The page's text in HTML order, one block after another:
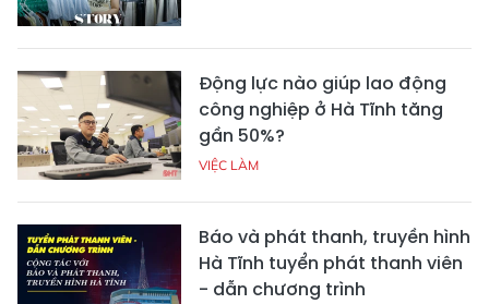
Động lực nào giúp lao động
công nghiệp ở Hà Tĩnh tăng
gần 50%?
VIỆC LÀM
Báo và phát thanh, truyền hình
Hà Tĩnh tuyển phát thanh viên
- dẫn chương trình